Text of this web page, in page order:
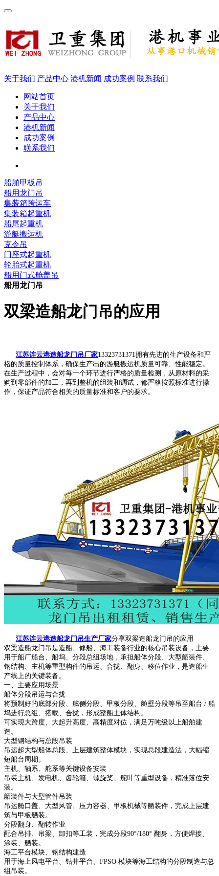
关于我们 产品中心 港机新闻 成功案例 联系我们
网站首页
关于我们
产品中心
港机新闻
成功案例
联系我们
船舶甲板吊
船用龙门吊
集装箱跨运车
集装箱起重机
船尾起重机
游艇搬运机
克令吊
门座式起重机
轮胎式起重机
船用门式舱盖吊
船用龙门吊
双梁造船龙门吊的应用
江苏连云港造船龙门吊厂家13323731371拥有先进的生产设备和严
格的质量控制体系，确保生产出的游艇搬运机质量可靠、性能稳定。
在生产过程中，会对每一个环节进行严格的质量检测，从原材料的采
购到零部件的加工，再到整机的组装和调试，都严格按照标准进行操
作，保证产品符合相关的质量标准和客户的要求。
江苏连云港造船龙门吊生产厂家分享双梁造船龙门吊的应用
双梁造船龙门吊是造船、修船、海工装备行业的核心吊装设备，主要
用于船厂船台、船坞、分段总组场地，承担船体分段、大型舾装件、
钢结构、主机等重型构件的吊运、合拢、翻身、移位作业，是造船生
产线上的关键装备。
一、主要应用场景
船体分段吊运与合拢
将预制好的底部分段、舷侧分段、甲板分段、舱壁分段等吊至船台 / 船
坞进行总组、搭载、合拢，形成整船主体结构。
可实现大跨度、大起升高度、高精度对位，满足万吨级以上船舶建
造。
大型钢结构与总段吊装
吊运超大型船体总段、上层建筑整体模块，实现总段建造法，大幅缩
短船台周期。
主机、轴系、舵系等关键设备安装
吊装主机、发电机、齿轮箱、螺旋桨、舵叶等重型设备，精准落位安
装。
舾装件与大型管件吊装
吊运舱口盖、大型风管、压力容器、甲板机械等舾装件，完成上层建
筑与甲板舾装。
分段翻身、翻转作业
配合吊排、吊梁、卸扣等工装，完成分段90°/180° 翻身，方便焊接、
涂装、舾装。
海工平台模块、钢结构建造
用于海上风电平台、钻井平台、FPSO 模块等海工结构的分段制造与总
组吊装。